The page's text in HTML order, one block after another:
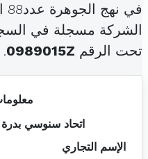
في نهج الجوهرة عدد88 النخيلات اريانة رواد (
الشركة مسجلة في
تحت الرقم 0989015Z
.
اتحاد سنوسي بدرة
الإسم التجاري